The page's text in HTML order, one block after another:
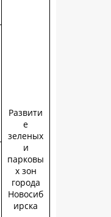
Развити
е
зеленых
и
парковы
х зон
города
Новосиб
ирска